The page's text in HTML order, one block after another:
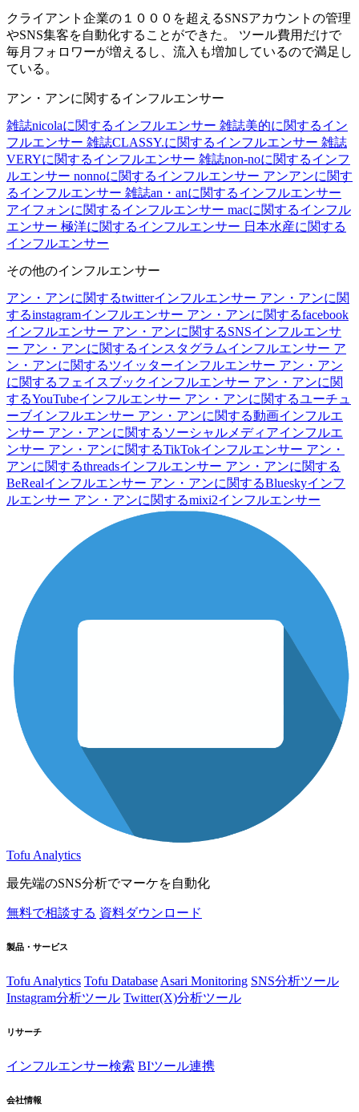
クライアント企業の１０００を超えるSNSアカウントの管理
やSNS集客を自動化することができた。 ツール費用だけで
毎月フォロワーが増えるし、流入も増加しているので満足し
ている。
アン・アンに関するインフルエンサー
雑誌nicolaに関するインフルエンサー 雑誌美的に関するイン
フルエンサー 雑誌CLASSY.に関するインフルエンサー 雑誌
VERYに関するインフルエンサー 雑誌non-noに関するインフ
ルエンサー nonnoに関するインフルエンサー アンアンに関す
るインフルエンサー 雑誌an・anに関するインフルエンサー
アイフォンに関するインフルエンサー macに関するインフル
エンサー 極洋に関するインフルエンサー 日本水産に関する
インフルエンサー
その他のインフルエンサー
アン・アンに関するtwitterインフルエンサー アン・アンに関
するinstagramインフルエンサー アン・アンに関するfacebook
インフルエンサー アン・アンに関するSNSインフルエンサ
ー アン・アンに関するインスタグラムインフルエンサー ア
ン・アンに関するツイッターインフルエンサー アン・アン
に関するフェイスブックインフルエンサー アン・アンに関
するYouTubeインフルエンサー アン・アンに関するユーチュ
ーブインフルエンサー アン・アンに関する動画インフルエ
ンサー アン・アンに関するソーシャルメディアインフルエ
ンサー アン・アンに関するTikTokインフルエンサー アン・
アンに関するthreadsインフルエンサー アン・アンに関する
BeRealインフルエンサー アン・アンに関するBlueskyインフ
ルエンサー アン・アンに関するmixi2インフルエンサー
Tofu Analytics
最先端のSNS分析でマーケを自動化
無料で相談する 資料ダウンロード
製品・サービス
Tofu Analytics Tofu Database Asari Monitoring SNS分析ツール
Instagram分析ツール Twitter(X)分析ツール
リサーチ
インフルエンサー検索 BIツール連携
会社情報